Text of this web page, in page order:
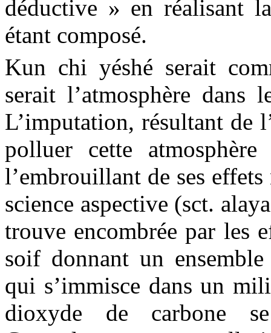
déductive » en réalisant
étant composé.
Kun chi yéshé serait
serait l’atmosphère
L’imputation, résultant de
polluer cette
l’embrouillant de ses
science aspective (sct.
trouve encombrée par les
soif donnant un
qui s’immisce dans un
dioxyde de carbone